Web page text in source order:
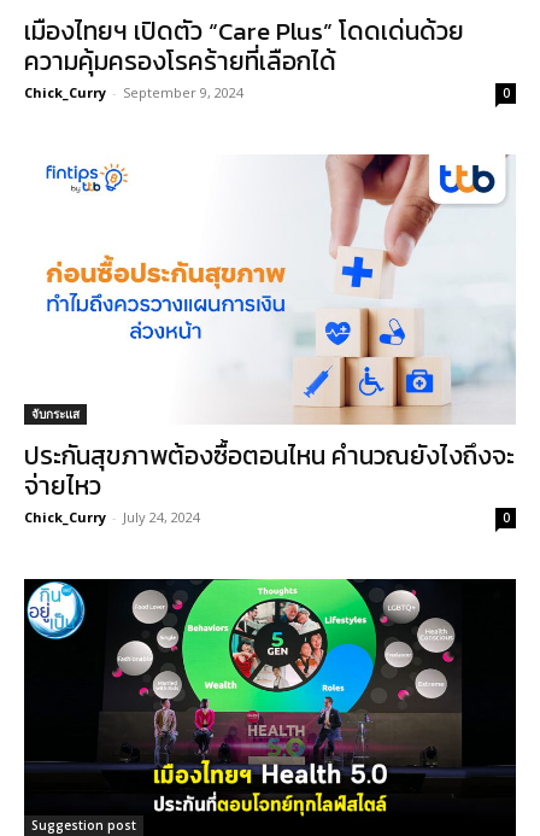
เมืองไทยฯ เปิดตัว “Care Plus” โดดเด่นด้วย
ความคุ้มครองโรคร้ายที่เลือกได้
Chick_Curry - September 9, 2024 0
จับกระแส
ประกันสุขภาพต้องซื้อตอนไหน คำนวณยังไงถึงจะ
จ่ายไหว
Chick_Curry - July 24, 2024 0
Suggestion post